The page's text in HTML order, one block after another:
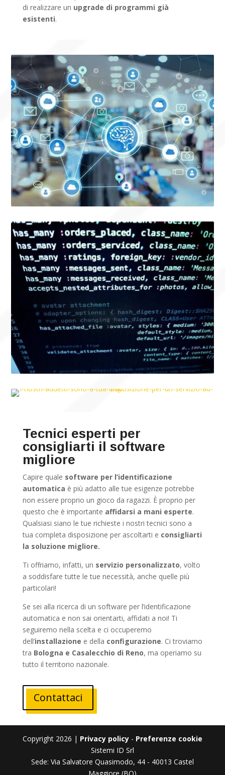
di realizzare un upgrade di programmi già
esistenti.
Tecnici esperti per
consigliarti il software
migliore
Capire quale software per l’identificazione
automatica è più adatto alle tue esigenze potrebbe
non essere proprio un gioco da ragazzi. È proprio per
questo che è importante affidarsi a mani esperte.
Qualsiasi siano le tue richieste i nostri tecnici sono a
tua completa disposizione per ascoltarti e consigliarti
la soluzione migliore.
Ti offriamo, infatti, un servizio personalizzato, volto
a soddisfare tutte le tue necessità, anche quelle più
particolari!
Se sei alla ricerca di un software per l’identificazione
automatica e non sai orientarti, affidati a noi! Ti
seguiremo nella scelta e ci occuperemo
dell’installazione e della configurazione. Ci troviamo
tra Bologna e Casalecchio di Reno, ma operiamo su
tutto il territorio nazionale.
Contattaci
Copyright 2026 | Privacy policy- Preferenze cookie
Sistemi ID Srl
Sede: Via Salvatore Quasimodo, 44 - 40013 Castel